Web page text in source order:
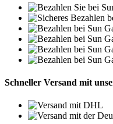
Schneller Versand mit